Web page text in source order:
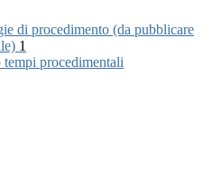
di procedimento (da pubblicare
1
procedimentali